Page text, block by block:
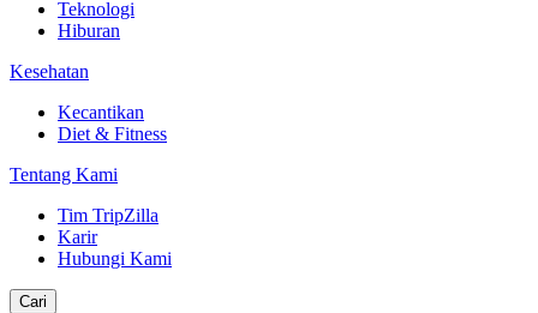
Teknologi
Hiburan
Kesehatan
Kecantikan
Diet & Fitness
Tentang Kami
Tim TripZilla
Karir
Hubungi Kami
Cari